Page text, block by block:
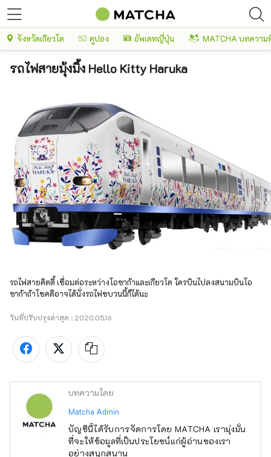
จังหวัดเกียวโต คูปอง อัพเดทญี่ปุ่น MATCHA บทความ
รถไฟสายมุ้งมิ้ง Hello Kitty Haruka
รถไฟสายคิตตี้ เชื่อมต่อระหว่างโอซาก้าและเกียวโต ใครบินไปลงสนามบินโอ
ซาก้าถ้าโชคดีอาจได้นั่งรถไฟขบวนนี้ก็ได้นะ
วันที่ปรับปรุงล่าสุด : 2020.05.16
บทความโดย
Matcha Admin
บัญชีนี้ได้รับการจัดการโดย MATCHA เรามุ่งมั่น
ที่จะให้ข้อมูลที่เป็นประโยชน์แก่ผู้อ่านของเรา
อย่างสนุกสนาน